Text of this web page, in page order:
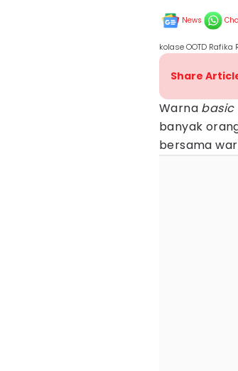
News
kolase OOTD
Share
Warna basic
banyak
bersama